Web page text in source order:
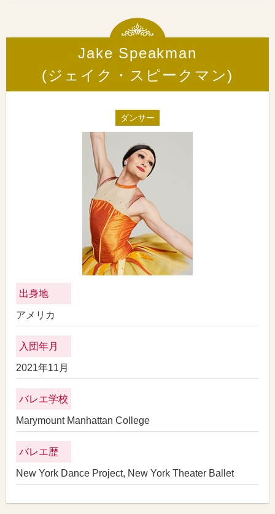
Jake Speakman
(ジェイク・スピークマン)
ダンサー
出身地
アメリカ
入団年月
2021年11月
バレエ学校
Marymount Manhattan College
バレエ歴
New York Dance Project, New York Theater Ballet